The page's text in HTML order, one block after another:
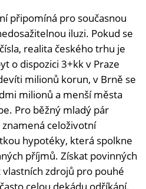
připomíná pro současnou
iluzi. Pokud se
realita českého trhu je
o dispozici 3+kk v Praze
milionů korun, v Brně se
milionů a menší města
Pro běžný mladý pár
celoživotní
hypotéky, která spolkne
příjmů. Získat povinných
zdrojů pro pouhé